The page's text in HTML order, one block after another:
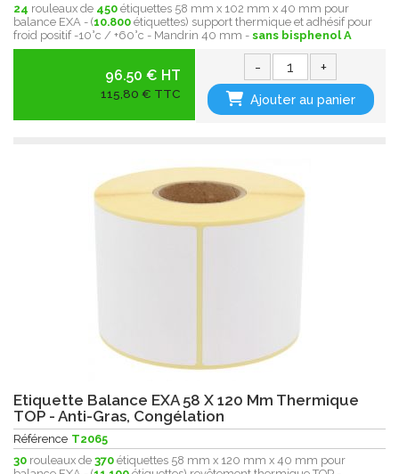
24 rouleaux de 450 étiquettes 58 mm x 102 mm x 40 mm pour
balance EXA - (10.800 étiquettes) support thermique et adhésif pour
froid positif -10°c / +60°c - Mandrin 40 mm - sans bisphenol A
96.50 € HT
115,80 € TTC
- +
Ajouter au panier
Etiquette Balance EXA 58 X 120 Mm Thermique
TOP - Anti-Gras, Congélation
Référence T2065
30 rouleaux de 370 étiquettes 58 mm x 120 mm x 40 mm pour